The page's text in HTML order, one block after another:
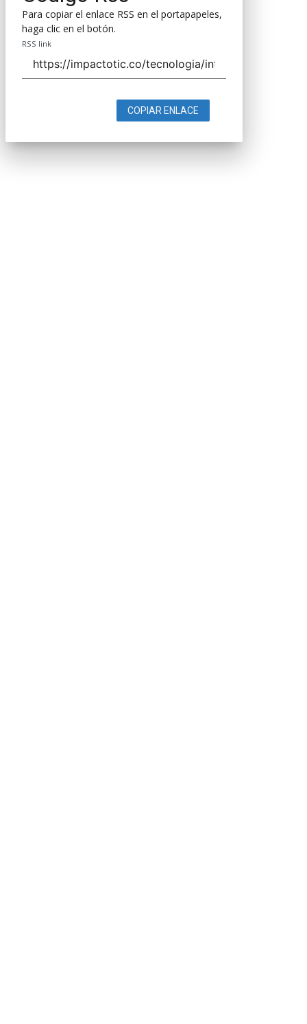
Para copiar el enlace RSS en el portapapeles,
haga clic en el botón.
RSS link
COPIAR ENLACE